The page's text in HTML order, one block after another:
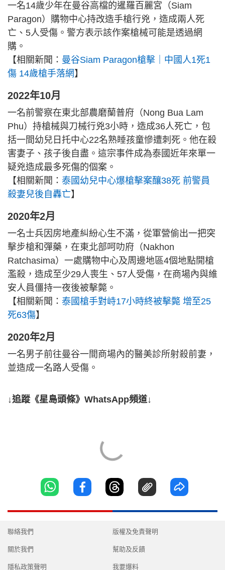
一名14歲少年在曼谷高檔的暹羅百麗宮（Siam
Paragon）購物中心持改造手槍行兇，造成兩人死
亡、5人受傷。警方表示該作案槍械可能是透過網
購。
【相關新聞： 曼谷Siam Paragon槍擊｜中國人1死1
傷 14歲槍手落網 】
2022年10月
一名前警察在東北部農磨蘭普府（Nong Bua Lam
Phu）持槍械與刀械行兇3小時，造成36人死亡，包
括一間幼兒日托中心22名熟睡孩童慘遭刺死。他在殺
害妻子、孩子後自盡。這宗事件成為泰國近年來單一
疑兇造成最多死傷的個案。
【相關新聞： 泰國幼兒中心爆槍擊案釀38死 前警員
殺妻兒後自轟亡】
2020年2月
一名士兵因房地產糾紛心生不滿，從軍營偷出一把突
擊步槍和彈藥，在東北部呵叻府（Nakhon
Ratchasima）一處購物中心及周邊地區4個地點開槍
濫殺，造成至少29人喪生、57人受傷，在商場內與維
安人員僵持一夜後被擊斃。
【相關新聞： 泰國槍手對峙17小時終被擊斃 增至25
死63傷】
2020年2月
一名男子前往曼谷一間商場內的醫美診所射殺前妻，
並造成一名路人受傷。
↓追蹤《星島頭條》WhatsApp頻道↓
聯絡我們
關於我們
隱私政策聲明
版權及免責聲明
幫助及反饋
我要爆料